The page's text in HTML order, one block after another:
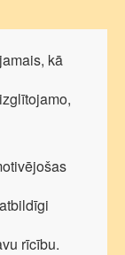
kā
rīcību.